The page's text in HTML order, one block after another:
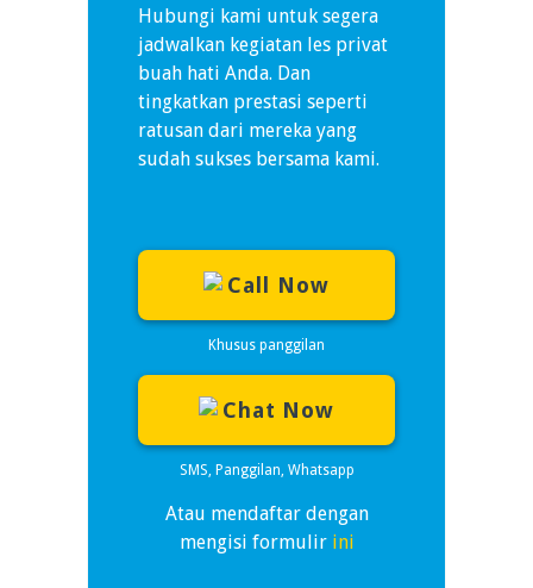
Hubungi kami untuk segera
jadwalkan kegiatan les privat
buah hati Anda. Dan
tingkatkan prestasi seperti
ratusan dari mereka yang
sudah sukses bersama kami.
Call Now
Khusus panggilan
Chat Now
SMS, Panggilan, Whatsapp
Atau mendaftar dengan
mengisi formulir ini